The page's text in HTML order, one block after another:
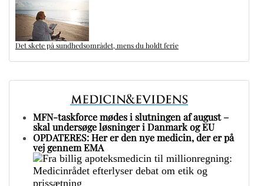
Det skete på sundhedsområdet, mens du holdt ferie
MFN-taskforce mødes i slutningen af august –
skal undersøge løsninger i Danmark og EU
OPDATERES: Her er den nye medicin, der er på
vej gennem EMA